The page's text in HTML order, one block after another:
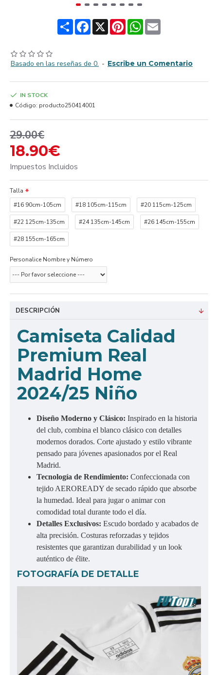
ShareFacebook
X PinterestWhatsApp
Email
Basado en las reseñas de 0. - Escribe un Comentario
18.90€
29.00€
Impuestos Incluidos
IN STOCK
Código: producto250414001
Talla
#16 90cm-105cm
#18 105cm-115cm #20 115cm-125cm
#22 125cm-135cm #24 135cm-145cm #26 145cm-155cm
#28 155cm-165cm
Personalice Nombre y Número
DESCRIPCIÓN
Camiseta Calidad
Premium Real
Madrid Home
2024/25 Niño
Diseño Moderno y Clásico: Inspirado en la historia
del club, combina el blanco clásico con detalles
modernos dorados. Corte ajustado y estilo vibrante
pensado para jóvenes apasionados por el Real
Madrid.
Tecnología de Rendimiento: Confeccionada con
tejido AEROREADY de secado rápido que absorbe
la humedad. Ideal para jugar o animar con
comodidad total durante todo el día.
Detalles Exclusivos: Escudo bordado y acabados de
alta precisión. Costuras reforzadas y tejidos
resistentes que garantizan durabilidad y un look
auténtico de élite.
FOTOGRAFÍA DE DETALLE